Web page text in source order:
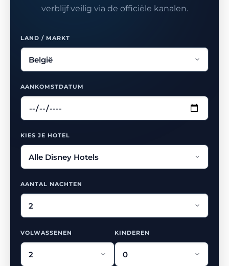
verblijf veilig via de officiële kanalen.
LAND / MARKT
AANKOMSTDATUM
KIES JE HOTEL
AANTAL NACHTEN
VOLWASSENEN KINDEREN